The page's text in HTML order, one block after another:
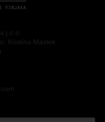
j.o.o.
Kristina Maslek